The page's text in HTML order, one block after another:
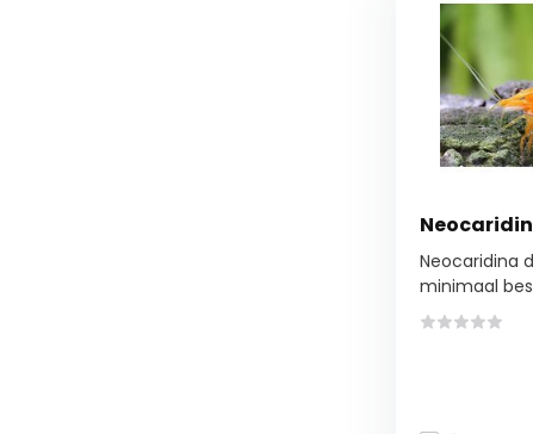
Neocaridina
minimaal